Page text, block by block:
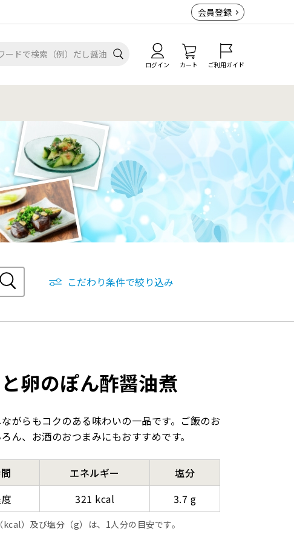
会員登録
ログイン カート ご利用ガイド
こだわり条件で絞り込み
卵のぽん酢醤油煮
がらもコクのある味わいの一品です。ご飯のお
ん、お酒のおつまみにもおすすめです。
エネルギー
塩分
321 kcal 3.7 g
）及び塩分（g）は、1人分の目安です。